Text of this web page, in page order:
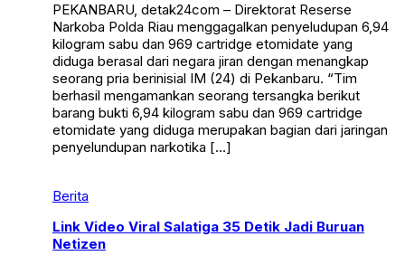
PEKANBARU, detak24com – Direktorat Reserse
Narkoba Polda Riau menggagalkan penyeludupan 6,94
kilogram sabu dan 969 cartridge etomidate yang
diduga berasal dari negara jiran dengan menangkap
seorang pria berinisial IM (24) di Pekanbaru. “Tim
berhasil mengamankan seorang tersangka berikut
barang bukti 6,94 kilogram sabu dan 969 cartridge
etomidate yang diduga merupakan bagian dari jaringan
penyelundupan narkotika […]
Berita
Link Video Viral Salatiga 35 Detik Jadi Buruan
Netizen